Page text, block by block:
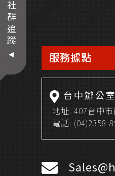
服務據點
台中辦公室
地址:407台中
電話: (04)2358-
社群追蹤